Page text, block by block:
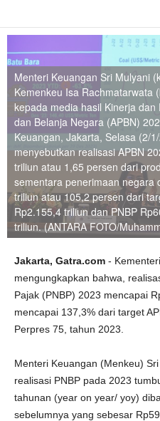
Menteri Keuangan Sri Mulyani
Kemenkeu Isa Rachmatarwata
kepada media hasil Kinerja
dan Belanja Negara (APBN)
Keuangan, Jakarta, Selasa (2/
menyebutkan realisasi APBN
triliun atau 1,65 persen dari
sementara penerimaan negara
triliun atau 105,2 persen dari
Rp2.155,4 triliun dan PNBP
triliun. (ANTARA FOTO/
Jakarta, Gatra.com -
mengungkapkan bahwa,
Pajak (PNBP) 2023 mencapai
mencapai 137,3% dari target
Perpres 75, tahun 2023.
Menteri Keuangan (Menkeu)
realisasi PNBP pada 2023
tahunan (year on year/ yoy)
sebelumnya yang sebesar